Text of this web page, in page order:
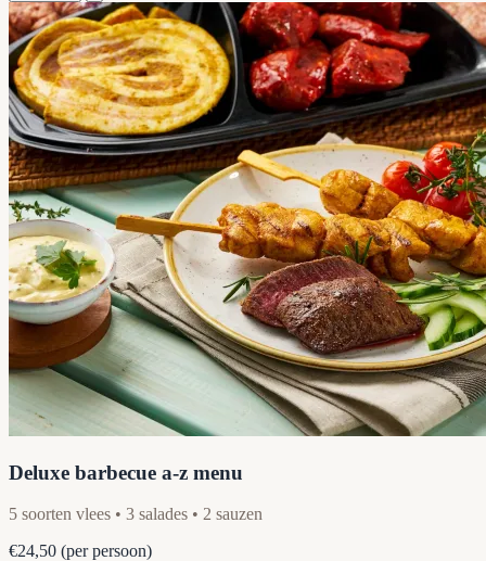
Deluxe barbecue a-z menu
5 soorten vlees • 3 salades • 2 sauzen
€24,50 (per persoon)